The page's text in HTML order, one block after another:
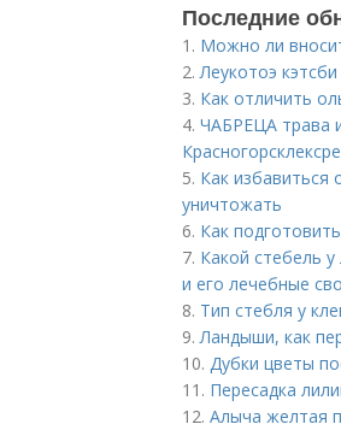
Последние
1. Можно ли
2.Леукотоэ
3. Как отличить
4. ЧАБРЕЦА трава
5. Как избавиться
уничтожать
6. Как
7. Какой стебель у
и его лечебные
8. Тип стебля у
9.Ландыши, как
10. Дубки цветы
11. Пересадка
12. Алыча желтая